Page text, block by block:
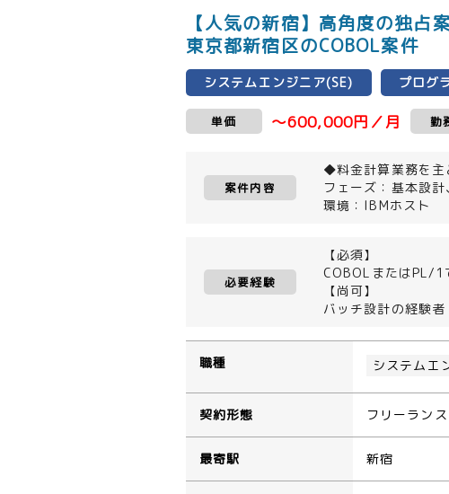
【人気の新宿】高角度の独
東京都新宿区のCOBOL案件
システムエンジニア(SE) プログ
単価 ～600,000円／月 勤
案件内容
◆料金計算業務を
フェーズ：基本設
環境：IBMホスト
必要経験
【必須】
COBOLまたはPL/1
【尚可】
バッチ設計の経験者
職種 システムエ
契約形態 フリーランス
最寄駅 新宿